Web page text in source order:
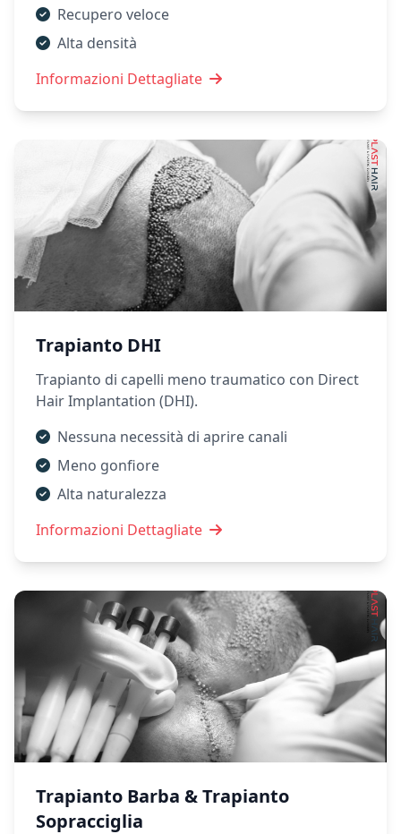
Recupero veloce
Alta densità
Informazioni Dettagliate
Trapianto DHI
Trapianto di capelli meno traumatico con Direct
Hair Implantation (DHI).
Nessuna necessità di aprire canali
Meno gonfiore
Alta naturalezza
Informazioni Dettagliate
Trapianto Barba & Trapianto
Sopracciglia